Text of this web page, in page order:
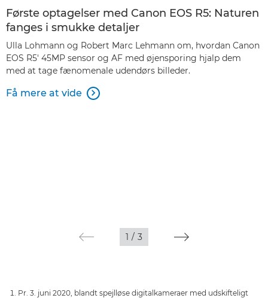
Første optagelser med Canon EOS R5: Naturen
fanges i smukke detaljer
Ulla Lohmann og Robert Marc Lehmann om, hvordan Canon
EOS R5' 45MP sensor og AF med øjensporing hjalp dem
med at tage fænomenale udendørs billeder.
Få mere at vide 
1 / 3
Pr. 3. juni 2020, blandt spejlløse digitalkameraer med udskifteligt